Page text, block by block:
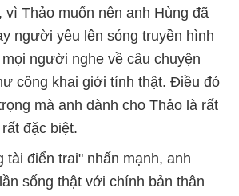
vì Thảo muốn nên anh Hùng đã
người yêu lên sóng truyền hình
người nghe về câu chuyện
công khai giới tính thật. Điều đó
mà anh dành cho Thảo là rất
đặc biệt.
tài điển trai" nhấn mạnh, anh
sống thật với chính bản thân